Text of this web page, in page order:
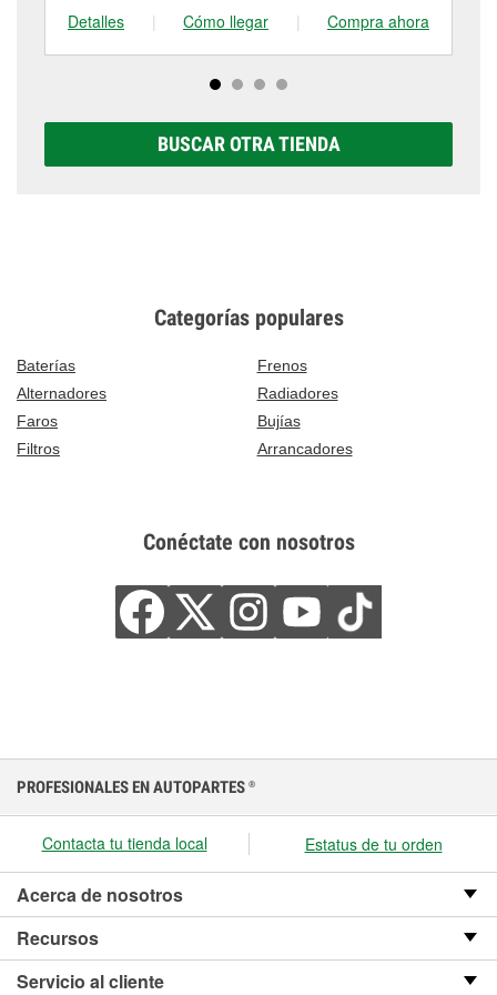
Detalles
| Cómo llegar | Compra ahora
BUSCAR OTRA TIENDA
Categorías populares
Baterías
Frenos
Alternadores
Radiadores
Faros
Bujías
Filtros
Arrancadores
Conéctate con nosotros
PROFESIONALES EN AUTOPARTES ®
Contacta tu tienda local Estatus de tu orden
Acerca de nosotros
Recursos
Servicio al cliente